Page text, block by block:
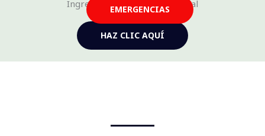
EMERGENCIAS
Ingresa a nuestra tienda virtual
HAZ CLIC AQUÍ